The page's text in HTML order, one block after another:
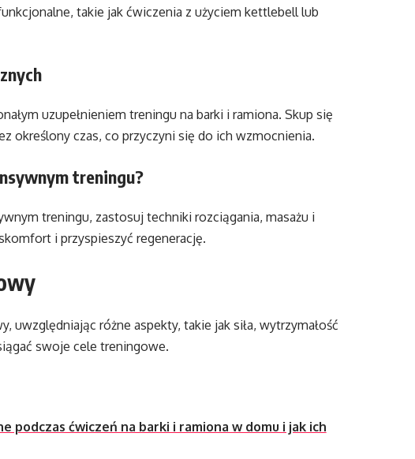
takie jak ćwiczenia z użyciem kettlebell lub
uzupełnieniem treningu na barki i ramiona. Skup się
określony czas, co przyczyni się do ich wzmocnienia.
treningu?
treningu, zastosuj techniki rozciągania, masażu i
i przyspieszyć regenerację.
uwzględniając różne aspekty, takie jak siła, wytrzymałość
swoje cele treningowe.
podczas ćwiczeń na barki i ramiona w domu i jak ich